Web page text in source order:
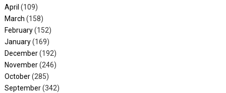
April (109)
March (158)
February(152)
January(169)
December(192)
November(246)
October(285)
September(342)